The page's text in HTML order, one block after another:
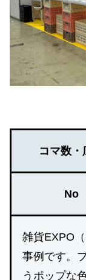
コマ数・
No
雑貨EXPO
事例です。
うポップな